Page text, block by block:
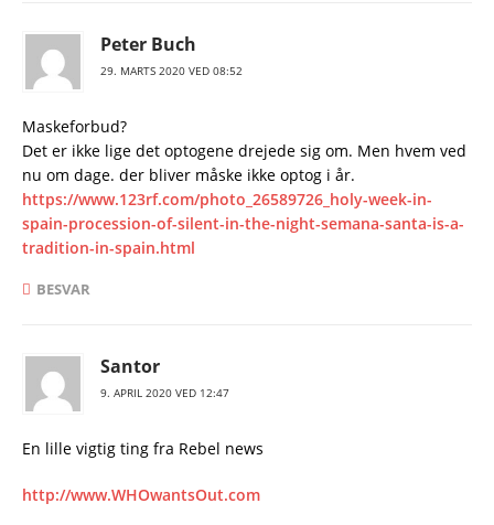
Peter Buch
29. MARTS 2020 VED 08:52
Maskeforbud?
Det er ikke lige det optogene drejede sig om. Men hvem ved
nu om dage. der bliver måske ikke optog i år.
https://www.123rf.com/photo_26589726_holy-week-in-
spain-procession-of-silent-in-the-night-semana-santa-is-a-
tradition-in-spain.html
BESVAR
Santor
9. APRIL 2020 VED 12:47
En lille vigtig ting fra Rebel news
http://www.WHOwantsOut.com